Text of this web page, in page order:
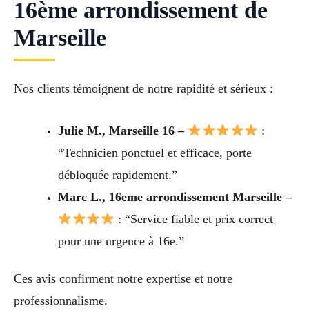
16ème arrondissement de
Marseille
Nos clients témoignent de notre rapidité et sérieux :
Julie M., Marseille 16 –
:
“Technicien ponctuel et efficace, porte
débloquée rapidement.”
Marc L., 16eme arrondissement Marseille –
: “Service fiable et prix correct
pour une urgence à 16e.”
Ces avis confirment notre expertise et notre
professionnalisme.